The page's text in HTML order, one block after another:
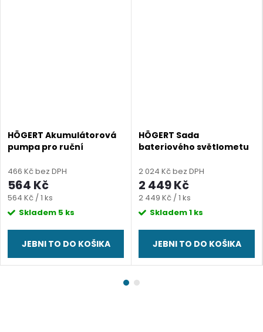
HÖGERT Akumulátorová
pumpa pro ruční
466 Kč bez DPH
564 Kč
Měrná
cena:
564 Kč / 1 ks
Skladem 5 ks
JEBNI TO DO KOŠIKA
HÖGERT Sada
bateriového světlometu
2 024 Kč bez DPH
2 449 Kč
Měrná
cena:
2 449 Kč / 1 ks
Skladem1 ks
JEBNI TO DO KOŠIKA